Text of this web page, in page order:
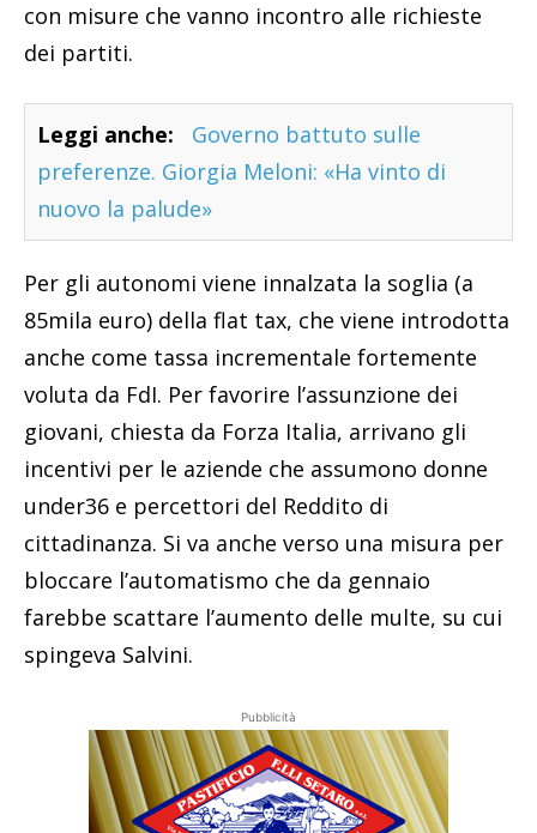
con misure che vanno incontro alle richieste
dei partiti.
Leggi anche:
Governo battuto sulle
preferenze. Giorgia Meloni: «Ha vinto di
nuovo la palude»
Per gli autonomi viene innalzata la soglia (a
85mila euro) della flat tax, che viene introdotta
anche come tassa incrementale fortemente
voluta da FdI. Per favorire l’assunzione dei
giovani, chiesta da Forza Italia, arrivano gli
incentivi per le aziende che assumono donne
under36 e percettori del Reddito di
cittadinanza. Si va anche verso una misura per
bloccare l’automatismo che da gennaio
farebbe scattare l’aumento delle multe, su cui
spingeva Salvini.
Pubblicità